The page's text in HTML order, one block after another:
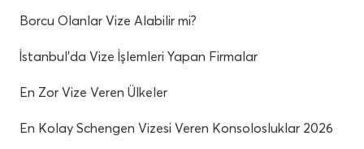
Borcu Olanlar Vize Alabilir mi?
İstanbul’da Vize İşlemleri Yapan Firmalar
En Zor Vize Veren Ülkeler
En Kolay Schengen Vizesi Veren Konsolosluklar 2026